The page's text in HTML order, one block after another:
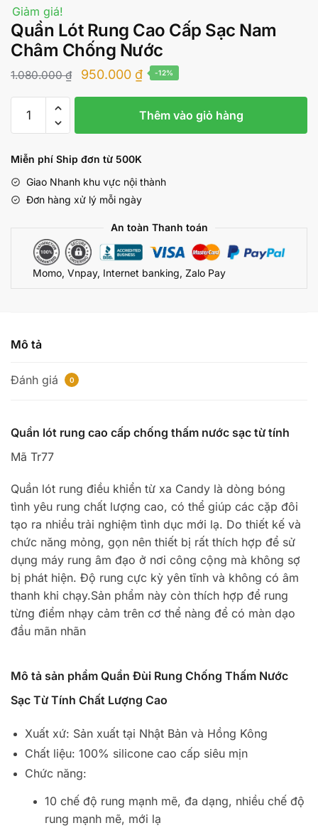
Giảm giá!
Quần Lót Rung Cao Cấp Sạc Nam
Châm Chống Nước
1.080.000₫
Giá
gốc
1.080.000 ₫.
950.000 ₫Giá
hiện
tại
là:
-12%
Cao
Sạc
Nam
Chống
Nước
Thêm vào giỏ hàng
Miễn phí Ship đơn từ 500K
Giao Nhanh khu vực nội thành
Đơn hàng xử lý mỗi ngày
An toàn Thanh toán
Momo, Vnpay, Internet banking, Zalo Pay
Mô tả
Đánh giá 0
Quần lót rung cao cấp chống thấm nước sạc từ tính
Mã Tr77
Quần lót rung điều khiển từ xa Candy là dòng bóng
tình yêu rung chất lượng cao, có thể giúp các cặp đôi
tạo ra nhiều trải nghiệm tình dục mới lạ. Do thiết kế và
chức năng mỏng, gọn nên thiết bị rất thích hợp để sử
dụng máy rung âm đạo ở nơi công cộng mà không sợ
bị phát hiện. Độ rung cực kỳ yên tĩnh và không có âm
thanh khi chạy.Sản phẩm này còn thích hợp để rung
từng điểm nhạy cảm trên cơ thể nàng để có màn dạo
đầu mãn nhãn
Mô tả sản phẩm Quần Đùi Rung Chống Thấm Nước
Sạc Từ Tính Chất Lượng Cao
Xuất xứ: Sản xuất tại Nhật Bản và Hồng Kông
Chất liệu: 100% silicone cao cấp siêu mịn
Chức năng:
10 chế độ rung mạnh mẽ, đa dạng, nhiều chế độ
rung mạnh mẽ, mới lạ